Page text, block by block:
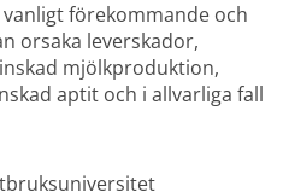
förekommande och
orsaka leverskador,
mjölkproduktion,
aptit och i allvarliga fall